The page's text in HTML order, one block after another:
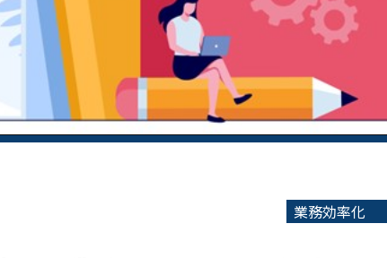
業務効率化